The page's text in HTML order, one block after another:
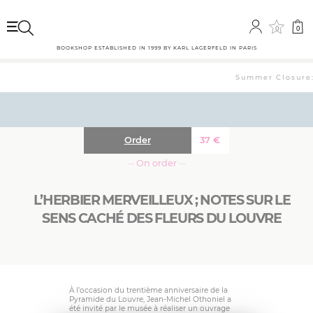
0 0
BOOKSHOP ESTABLISHED IN 1999 BY KARL LAGERFELD IN PARIS
Summer
L’HERBIER MERVEILLEUX ; NOTES SUR LE
SENS CACHÉ DES FLEURS DU LOUVRE
37€
Order
··· On order ···
À l’occasion du trentième anniversaire de la
Pyramide du Louvre, Jean-Michel Othoniel a
été invité par le musée à réaliser un ouvrage